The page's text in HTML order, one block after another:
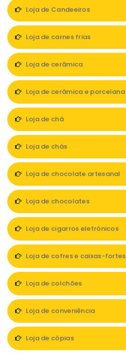
Loja de Candeeiros
Loja de carnes frias
Loja de cerâmica
Loja de cerâmica e porcelana
Loja de chá
Loja de chás
Loja de chocolate artesanal
Loja de chocolates
Loja de cigarros eletrónicos
Loja de cofres e caixas-fortes
Loja de colchões
Loja de conveniência
Loja de cópias